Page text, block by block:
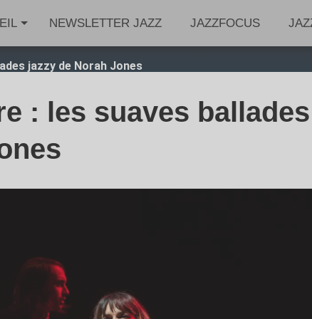
NEWSLETTER JAZZ JAZZFOCUS
jazzy de Norah Jones
: les suaves ballades